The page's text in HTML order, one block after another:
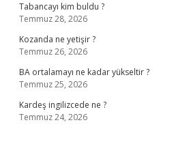
Tabancayı kim buldu ?
Temmuz 28, 2026
Kozanda ne yetişir ?
Temmuz 26, 2026
BA ortalamayı ne kadar yükseltir ?
Temmuz 25, 2026
Kardeş ingilizcede ne ?
Temmuz 24, 2026